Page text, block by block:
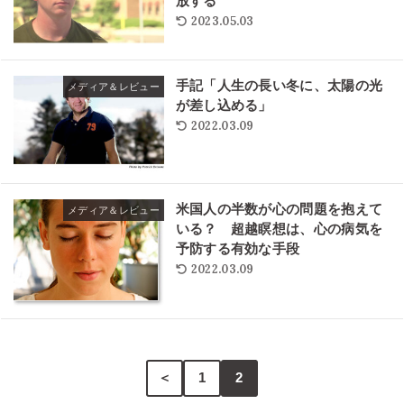
2023.05.03
メディア＆レビュー
手記「人生の長い冬に、太陽の光
が差し込める」
2022.03.09
メディア＆レビュー
米国人の半数が心の問題を抱えて
いる？ 超越瞑想は、心の病気を
予防する有効な手段
2022.03.09
＜ 1 2